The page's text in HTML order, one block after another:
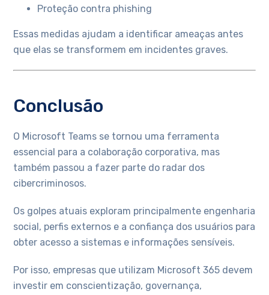
Proteção contra phishing
Essas medidas ajudam a identificar ameaças antes
que elas se transformem em incidentes graves.
Conclusão
O Microsoft Teams se tornou uma ferramenta
essencial para a colaboração corporativa, mas
também passou a fazer parte do radar dos
cibercriminosos.
Os golpes atuais exploram principalmente engenharia
social, perfis externos e a confiança dos usuários para
obter acesso a sistemas e informações sensíveis.
Por isso, empresas que utilizam Microsoft 365 devem
investir em conscientização, governança,